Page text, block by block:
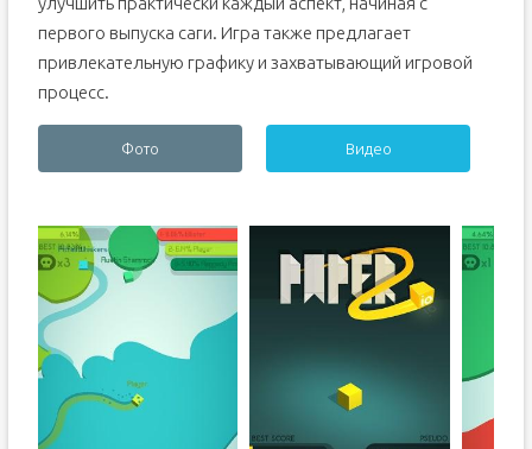
первого выпуска саги. Игра также предлагает
привлекательную графику и захватывающий игровой
процесс.
Фото Видео